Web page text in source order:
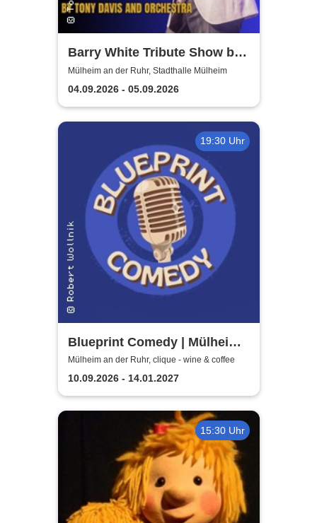
Barry White Tribute Show by
Tony Davis and Orchestra
Mülheim an der Ruhr, Stadthalle Mülheim
04.09.2026 - 05.09.2026
19:30 Uhr
Blueprint Comedy | Mülheim
an der Ruhr
Mülheim an der Ruhr, clique - wine & coffee
10.09.2026 - 14.01.2027
15:30 Uhr